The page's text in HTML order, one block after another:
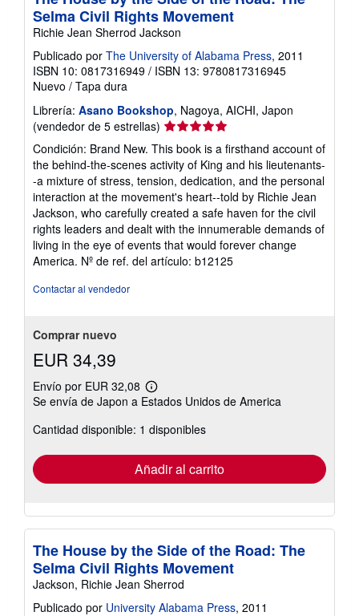
Selma Civil Rights Movement
Richie Jean Sherrod Jackson
Publicado por The University of Alabama Press, 2011
ISBN 10: 0817316949 / ISBN 13: 9780817316945
Nuevo / Tapa dura
Librería: Asano Bookshop, Nagoya, AICHI, Japon
(vendedor de 5 estrellas) Calificación
del
vendedor:
5
de
5
estrellas
Condición: Brand New. This book is a firsthand account of
the behind-the-scenes activity of King and his lieutenants-
-a mixture of stress, tension, dedication, and the personal
interaction at the movement's heart--told by Richie Jean
Jackson, who carefully created a safe haven for the civil
rights leaders and dealt with the innumerable demands of
living in the eye of events that would forever change
America. Nº de ref. del artículo: b12125
Contactar al vendedor
Comprar nuevo
EUR 34,39
Envío por EUR 32,08
Más
información
las
tarifas
envío
Se envía de Japon a Estados Unidos de America
Cantidad disponible: 1 disponibles
Añadir al carrito
The House by the Side of the Road: The
Selma Civil Rights Movement
Jackson, Richie Jean Sherrod
Publicado por University Alabama Press, 2011